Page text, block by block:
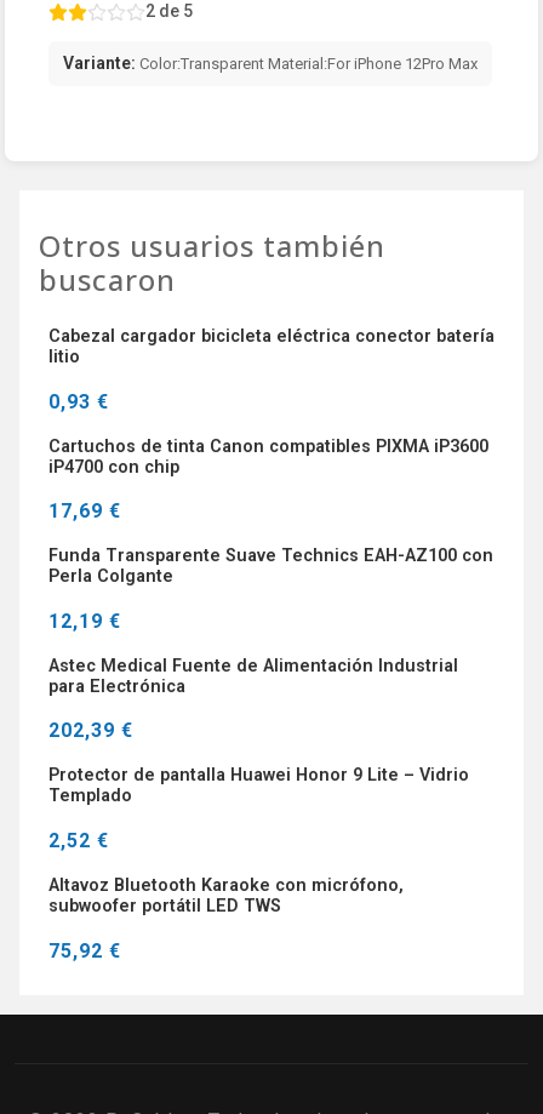
2 de 5
Variante: Color:Transparent Material:For iPhone 12Pro Max
Otros usuarios también
buscaron
Cabezal cargador bicicleta eléctrica conector batería
litio
0,93 €
Cartuchos de tinta Canon compatibles PIXMA iP3600
iP4700 con chip
17,69 €
Funda Transparente Suave Technics EAH-AZ100 con
Perla Colgante
12,19 €
Astec Medical Fuente de Alimentación Industrial
para Electrónica
202,39 €
Protector de pantalla Huawei Honor 9 Lite – Vidrio
Templado
2,52 €
Altavoz Bluetooth Karaoke con micrófono,
subwoofer portátil LED TWS
75,92 €